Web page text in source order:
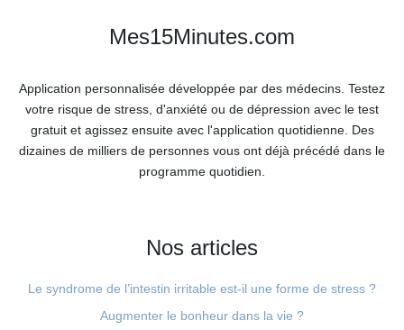
Mes15Minutes.com
Application personnalisée développée par des médecins. Testez
votre risque de stress, d'anxiété ou de dépression avec le test
gratuit et agissez ensuite avec l'application quotidienne. Des
dizaines de milliers de personnes vous ont déjà précédé dans le
programme quotidien.
Nos articles
Le syndrome de l’intestin irritable est-il une forme de stress ?
Augmenter le bonheur dans la vie ?